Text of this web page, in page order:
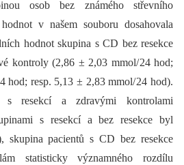
osob bez známého střevního
v našem souboru dosahovala
hodnot skupina s CD bez resekce
kontroly (2,86 ± 2,03 mmol/ 24 hod;
hod; resp. 5,13 ± 2,83 mmol/ 24 hod).
s resekcí a zdravými kontrolami
s resekcí a bez resekce byl
skupina pacientů s CD bez resekce
statisticky významného rozdílu